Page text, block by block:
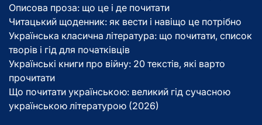
Описова проза: що це і де почитати
Читацький щоденник: як вести і навіщо це потрібно
Українська класична література: що почитати, список
творів і гід для початківців
Українські книги про війну: 20 текстів, які варто
прочитати
Що почитати українською: великий гід сучасною
українською літературою (2026)